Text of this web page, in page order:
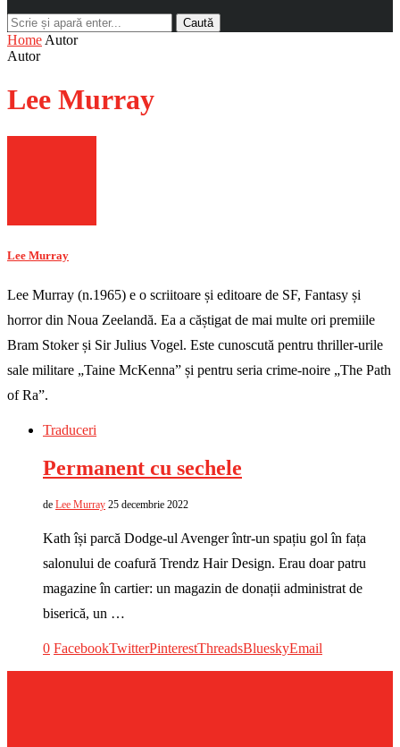
Caută
Home Autor
Autor
Lee Murray
Lee Murray
Lee Murray (n.1965) e o scriitoare și editoare de SF, Fantasy și
horror din Noua Zeelandă. Ea a căștigat de mai multe ori premiile
Bram Stoker și Sir Julius Vogel. Este cunoscută pentru thriller-urile
sale militare „Taine McKenna” și pentru seria crime-noire „The Path
of Ra”.
Traduceri
Permanent cu sechele
de Lee Murray 25 decembrie 2022
Kath își parcă Dodge-ul Avenger într-un spațiu gol în fața
salonului de coafură Trendz Hair Design. Erau doar patru
magazine în cartier: un magazin de donații administrat de
biserică, un …
0 FacebookTwitterPinterestThreadsBlueskyEmail